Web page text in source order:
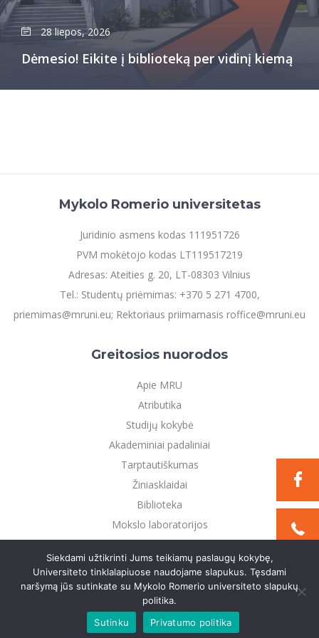
Azijos centras
Vilniaus Karaliaus Sedžiongo institutas
Vilniaus Karaliaus Sedžiongo institutas
Frankofoniškų šalių studijų centras
Parama Ukrainai
Civilinė sauga
Korupcijos prevencija
Informacinė sistema "Studijos"
Darbuotojų elektroninis paštas
Daugiafaktorinė autentifikacija universiteto
darbuotojams (MFA)
Microsoft Office 365
Profesinė sąjunga
Kontaktų paieška
28 liepos, 2026
Dėmesio! Eikite į biblioteką per vidinį kiemą
Mykolo Romerio universitetas
Juridinio asmens kodas 111951726
PVM mokėtojo kodas LT119517219
Adresas: Ateities g. 20, LT-08303 Vilnius
Tel.: Studentų priėmimas: +370 5 271 4700,
priemimas@mruni.eu; Rektoriaus priimamasis roffice@mruni.eu
Greitosios nuorodos
Apie MRU
Atributika
Studijų kokybė
Akademiniai padaliniai
Tarptautiškumas
Žiniasklaidai
Biblioteka
Mokslo laboratorijos
Privatumo politika
©2021 Mykolo Romerio universitetas. Visos teisės
saugomos
Sukurta:TEXUS
Siekdami užtikrinti Jums teikiamų paslaugų kokybę,
Universiteto tinklalapiuose naudojame slapukus. Tęsdami
naršymą jūs sutinkate su Mykolo Romerio universiteto slapukų
politika.
Sutinku
Privatumo politika